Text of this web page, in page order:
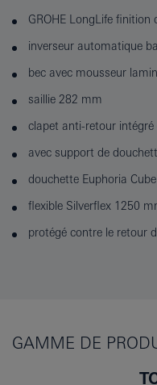
GROHE LongLife finition
inverseur automatique
bec avec mousseur
saillie 282 mm
clapet anti-retour
avec support de
douchette Euphoria
flexible Silverflex 1250
protégé contre le retour
GAMME DE